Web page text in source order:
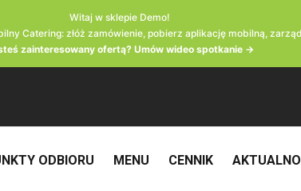
ODBIORU MENU CENNIK
Witaj w sklepie Demo!
Catering: złóż zamówienie, pobierz aplikację mobilną,
zainteresowany ofertą? Umów wideo spotkanie →